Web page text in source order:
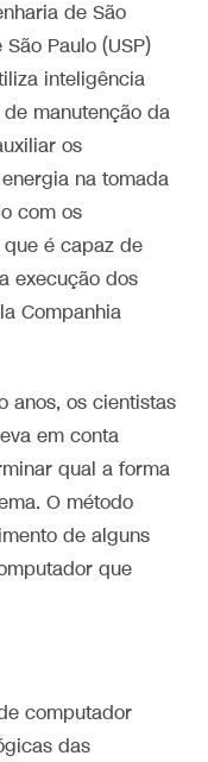
de São
Paulo (USP)
inteligência
manutenção da
os
na tomada
com os
é capaz de
execução dos
Companhia
anos, os cientistas
em conta
qual a forma
O método
de alguns
que
computador
das